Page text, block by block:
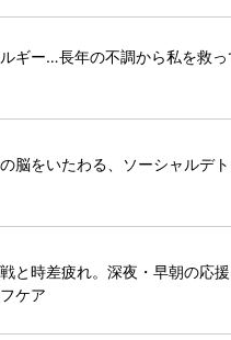
ギー…長年の不調から私を救っ
脳をいたわる、ソーシャルデ
と時差疲れ。深夜・早朝の応
フケア